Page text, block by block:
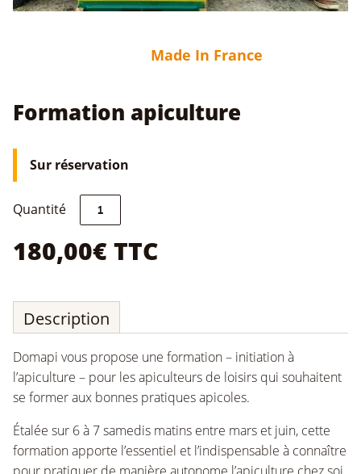
Made In France
Formation apiculture
Sur réservation
Quantité quantité
Formation
apiculture
180,00€ TTC
Description
Domapi vous propose une formation – initiation à
l’apiculture – pour les apiculteurs de loisirs qui souhaitent
se former aux bonnes pratiques apicoles.
Étalée sur 6 à 7 samedis matins entre mars et juin, cette
formation apporte l’essentiel et l’indispensable à connaître
pour pratiquer de manière autonome l’apiculture chez soi.